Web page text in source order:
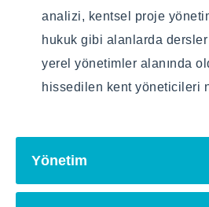
analizi, kentsel proje
hukuk gibi alanlarda
yerel yönetimler alanında
hissedilen kent yöneticileri
Yönetim